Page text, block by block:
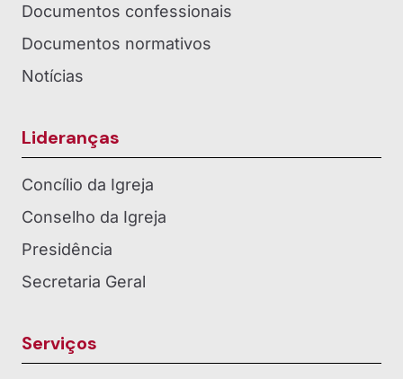
Documentos confessionais
Documentos normativos
Notícias
Lideranças
Concílio da Igreja
Conselho da Igreja
Presidência
Secretaria Geral
Serviços